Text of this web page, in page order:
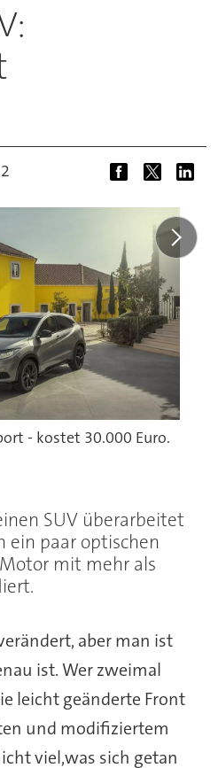
- kostet 30.000 Euro.
SUV überarbeitet
ein paar optischen
mit mehr als
aber man ist
ist. Wer zweimal
leicht geänderte Front
und modifiziertem
viel,was sich getan